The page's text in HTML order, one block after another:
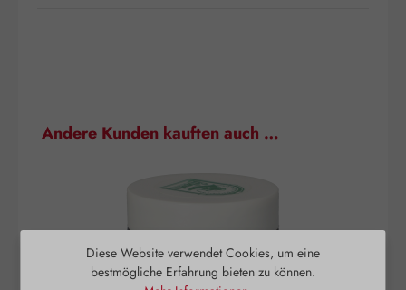
Produktgalerie überspringen
Andere Kunden kauften auch …
Diese Website verwendet Cookies, um eine
bestmögliche Erfahrung bieten zu können.